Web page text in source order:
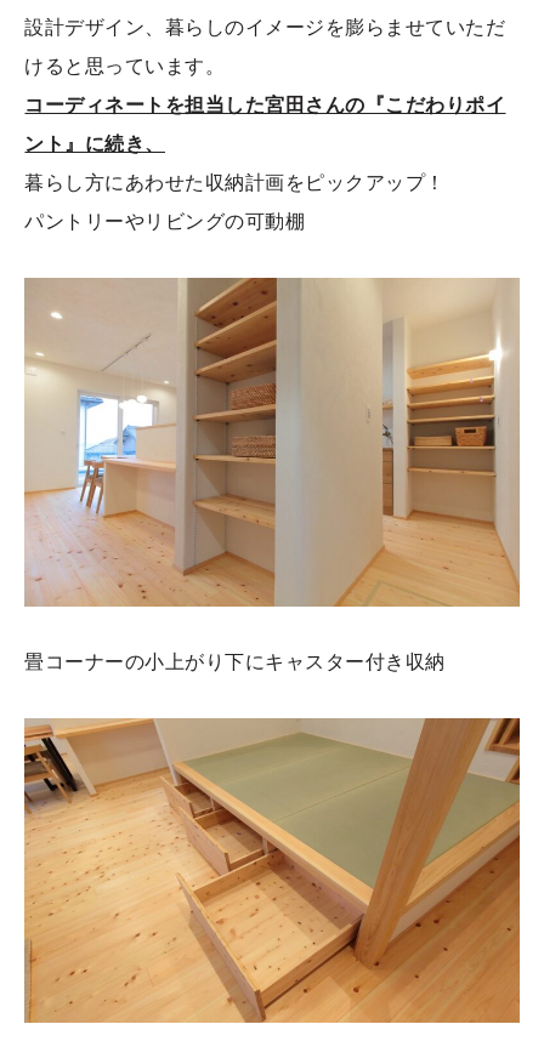
設計デザイン、暮らしのイメージを膨らませていただ
けると思っています。
コーディネートを担当した宮田さんの『こだわりポイ
ント』に続き、
暮らし方にあわせた収納計画をピックアップ！
パントリーやリビングの可動棚
畳コーナーの小上がり下にキャスター付き収納